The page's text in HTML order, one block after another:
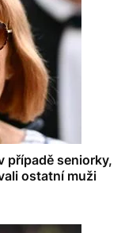
případě seniorky,
ostatní muži